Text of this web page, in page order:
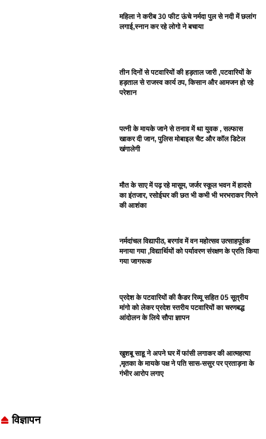
महिला ने करीब 30 फीट ऊंचे नर्मदा पुल से नदी में छलांग
लगाई,स्नान कर रहे लोगो ने बचाया
तीन दिनों से पटवारियों की हड़ताल जारी ,पटवारियों के
हड़ताल से राजस्व कार्य ठप, किसान और आमजन हो रहे
परेशान
पत्नी के मायके जाने से तनाव में था युवक , सल्फास
खाकर दी जान, पुलिस मोबाइल चैट और कॉल डिटेल
खंगालेगी
मौत के साए में पढ़ रहे मासूम, जर्जर स्कूल भवन में हादसे
का इंतजार, रसोईघर की छत भी कभी भी भरभराकर गिरने
की आशंका
नर्मदांचल विद्यापीठ, बरगांव में वन महोत्सव उत्साहपूर्वक
मनाया गया ,विद्यार्थियों को पर्यावरण संरक्षण के प्रति किया
गया जागरूक
प्रदेश के पटवारियों की कैडर रिव्यू सहित 05 सूत्रीय
मांगो को लेकर प्रदेश स्तरीय पटवारियों का चरणबद्ध
आंदोलन के लिये सौपा ज्ञापन
खुशबू साहू ने अपने घर में फांसी लगाकर की आत्महत्या
,मृतका के मायके पक्ष ने पति सास-ससुर पर प्रताड़ना के
गंभीर आरोप लगाए
विज्ञापन